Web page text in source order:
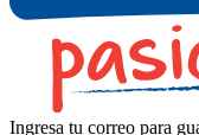
Ingresa tu correo para